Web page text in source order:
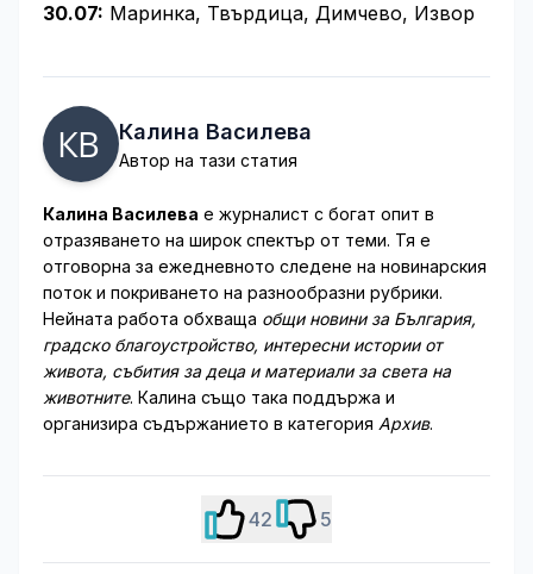
30.07: Маринка, Твърдица, Димчево, Извор
Калина Василева
Автор на тази статия
Калина Василева е журналист с богат опит в
отразяването на широк спектър от теми. Тя е
отговорна за ежедневното следене на новинарския
поток и покриването на разнообразни рубрики.
Нейната работа обхваща общи новини за България,
градско благоустройство, интересни истории от
живота, събития за деца и материали за света на
животните. Калина също така поддържа и
организира съдържанието в категория Архив.
42 5